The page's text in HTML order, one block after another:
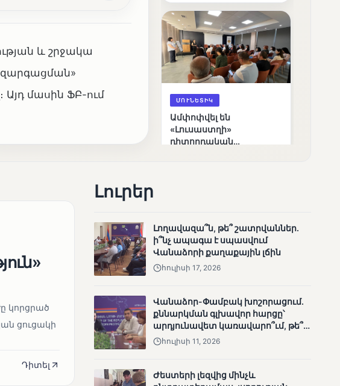
և շրջակա
մասին ՖԲ-ում
ճանապարհը
ՄՈՒՆԵՏԻԿ
Ամփոփվել են
«Լուսաստղի»
դիտորդական
ՄՈՒՆԵՏԻԿ
Ոչ միայն ընտրող, այլև
կորցրած
ցուցակի
Դիտել
Լուրեր
Լողավազա՞ն, թե՞ շատրվաններ.
ի՞նչ ապագա է սպասվում
Վանաձորի քաղաքային լճին
հուլիսի 17, 2026
Վանաձոր-Փամբակ խոշորացում.
քննարկման գլխավոր հարցը՝
արդյունավետ կառավարո՞ւմ, թե՞
քաղաքական նպատակ
հուլիսի 11, 2026
Ժեստերի լեզվից մինչև